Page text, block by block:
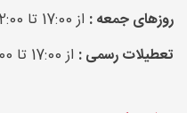
روزهای جمعه : از 17:00 تا 22:00
تعطیلات رسمی : از 17:00 تا 22:00